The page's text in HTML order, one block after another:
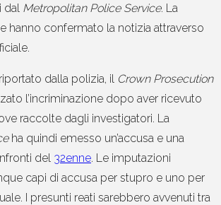
dal Metropolitan Police Service. La
hanno confermato la notizia attraverso
dalla polizia, il Crown Prosecution
l’incriminazione dopo aver ricevuto
raccolte dagli investigatori. La
ha quindi emesso un’accusa e una
del 32enne. Le imputazioni
capi di accusa per stupro e uno per
I presunti reati sarebbero avvenuti tra